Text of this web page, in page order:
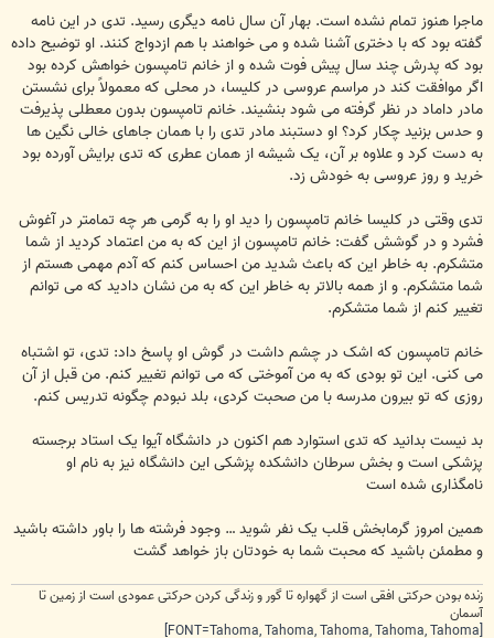
ماجرا هنوز تمام نشده است. بهار آن سال نامه دیگرى رسید. تدى در این نامه
گفته بود که با دخترى آشنا شده و می خواهند با هم ازدواج کنند. او توضیح داده
بود که پدرش چند سال پیش فوت شده و از خانم تامپسون خواهش کرده بود
اگر موافقت کند در مراسم عروسى در کلیسا، در محلى که معمولاً براى نشستن
مادر داماد در نظر گرفته می شود بنشیند. خانم تامپسون بدون معطلى پذیرفت
و حدس بزنید چکار کرد؟ او دستبند مادر تدى را با همان جاهاى خالى نگین ها
به دست کرد و علاوه بر آن، یک شیشه از همان عطرى که تدى برایش آورده بود
خرید و روز عروسى به خودش زد.
تدى وقتى در کلیسا خانم تامپسون را دید او را به گرمى هر چه تمامتر در آغوش
فشرد و در گوشش گفت: خانم تامپسون از این که به من اعتماد کردید از شما
متشکرم. به خاطر این که باعث شدید من احساس کنم که آدم مهمى هستم از
شما متشکرم. و از همه بالاتر به خاطر این که به من نشان دادید که می توانم
تغییر کنم از شما متشکرم.
خانم تامپسون که اشک در چشم داشت در گوش او پاسخ داد: تدى، تو اشتباه
می کنى. این تو بودى که به من آموختى که می توانم تغییر کنم. من قبل از آن
روزى که تو بیرون مدرسه با من صحبت کردى، بلد نبودم چگونه تدریس کنم.
بد نیست بدانید که تدى استوارد هم اکنون در دانشگاه آیوا یک استاد برجسته
پزشکى است و بخش سرطان دانشکده پزشکى این دانشگاه نیز به نام او
نامگذارى شده است
همین امروز گرمابخش قلب یک نفر شوید … وجود فرشته ها را باور داشته باشید
و مطمئن باشید که محبت شما به خودتان باز خواهد گشت
زنده بودن حرکتی افقی است از گهواره تا گور و زندگی کردن حرکتی عمودی است از زمین تا
آسمان
[FONT=Tahoma, Tahoma, Tahoma, Tahoma, Tahoma]